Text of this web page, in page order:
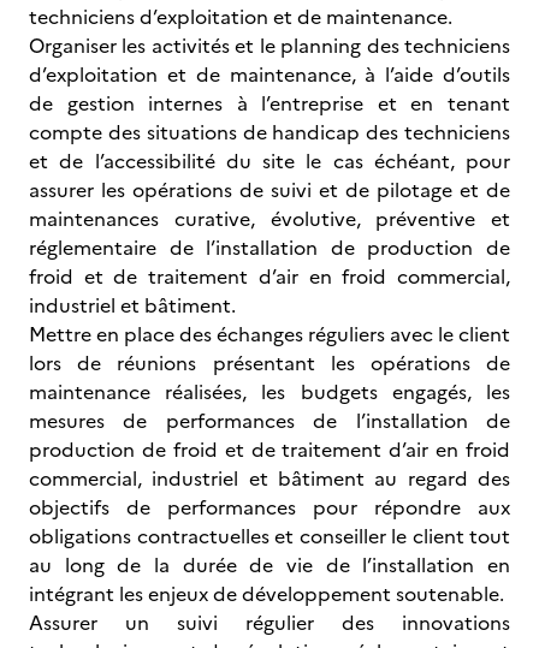
techniciens d’exploitation et de maintenance.
Organiser les activités et le planning des techniciens
d’exploitation et de maintenance, à l’aide d’outils
de gestion internes à l’entreprise et en tenant
compte des situations de handicap des techniciens
et de l’accessibilité du site le cas échéant, pour
assurer les opérations de suivi et de pilotage et de
maintenances curative, évolutive, préventive et
réglementaire de l’installation de production de
froid et de traitement d’air en froid commercial,
industriel et bâtiment.
Mettre en place des échanges réguliers avec le client
lors de réunions présentant les opérations de
maintenance réalisées, les budgets engagés, les
mesures de performances de l’installation de
production de froid et de traitement d’air en froid
commercial, industriel et bâtiment au regard des
objectifs de performances pour répondre aux
obligations contractuelles et conseiller le client tout
au long de la durée de vie de l’installation en
intégrant les enjeux de développement soutenable.
Assurer un suivi régulier des innovations